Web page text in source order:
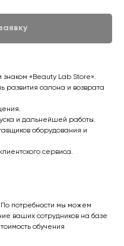
знаком «Beauty Lab Store».
развития салона и возврата
и дальнейшей работы.
оборудования и
сервиса.
потребности мы можем
ваших сотрудников на базе
обучения